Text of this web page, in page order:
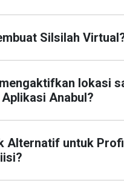
Silsilah
lokasi
Anabul?
Alternatif untuk